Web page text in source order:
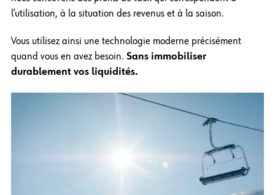
l’utilisation, à la situation des revenus et à la saison.
Vous utilisez ainsi une technologie moderne précisément
quand vous en avez besoin. Sans immobiliser
durablement vos liquidités.